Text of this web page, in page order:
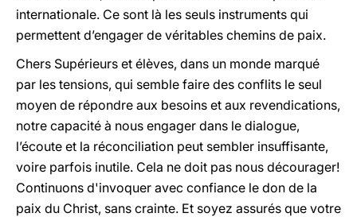
internationale. Ce sont là les seuls instruments qui
permettent d’engager de véritables chemins de paix.
Chers Supérieurs et élèves, dans un monde marqué
par les tensions, qui semble faire des conflits le seul
moyen de répondre aux besoins et aux revendications,
notre capacité à nous engager dans le dialogue,
l’écoute et la réconciliation peut sembler insuffisante,
voire parfois inutile. Cela ne doit pas nous décourager!
Continuons d'invoquer avec confiance le don de la
paix du Christ, sans crainte. Et soyez assurés que votre